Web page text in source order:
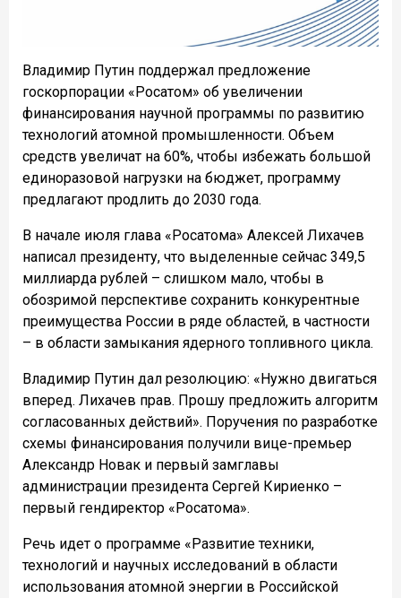
Владимир Путин поддержал предложение
госкорпорации «Росатом» об увеличении
финансирования научной программы по развитию
технологий атомной промышленности. Объем
средств увеличат на 60%, чтобы избежать большой
единоразовой нагрузки на бюджет, программу
предлагают продлить до 2030 года.
В начале июля глава «Росатома» Алексей Лихачев
написал президенту, что выделенные сейчас 349,5
миллиарда рублей – слишком мало, чтобы в
обозримой перспективе сохранить конкурентные
преимущества России в ряде областей, в частности
– в области замыкания ядерного топливного цикла.
Владимир Путин дал резолюцию: «Нужно двигаться
вперед. Лихачев прав. Прошу предложить алгоритм
согласованных действий». Поручения по разработке
схемы финансирования получили вице-премьер
Александр Новак и первый замглавы
администрации президента Сергей Кириенко –
первый гендиректор «Росатома».
Речь идет о программе «Развитие техники,
технологий и научных исследований в области
использования атомной энергии в Российской